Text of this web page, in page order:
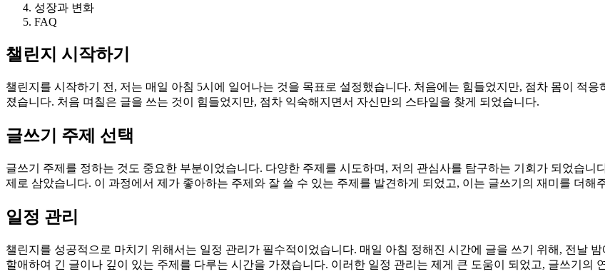
성장과 변화
FAQ
챌린지 시작하기
챌린지를 시작하기 전, 저는 매일 아침 5시에 일어나는 것을 목표로 설정했습니다. 처음에는 힘들었지만, 점차 몸이 적
졌습니다. 처음 며칠은 글을 쓰는 것이 힘들었지만, 점차 익숙해지면서 자신만의 스타일을 찾게 되었습니다.
글쓰기 주제 선택
글쓰기 주제를 정하는 것도 중요한 부분이었습니다. 다양한 주제를 시도하며, 저의 관심사를 탐구하는 기회가 되었습
제로 삼았습니다. 이 과정에서 제가 좋아하는 주제와 잘 쓸 수 있는 주제를 발견하게 되었고, 이는 글쓰기의 재미를 더해
일정 관리
챌린지를 성공적으로 마치기 위해서는 일정 관리가 필수적이었습니다. 매일 아침 정해진 시간에 글을 쓰기 위해, 전날
할애하여 긴 글이나 깊이 있는 주제를 다루는 시간을 가졌습니다. 이러한 일정 관리는 제게 큰 도움이 되었고, 글쓰기의